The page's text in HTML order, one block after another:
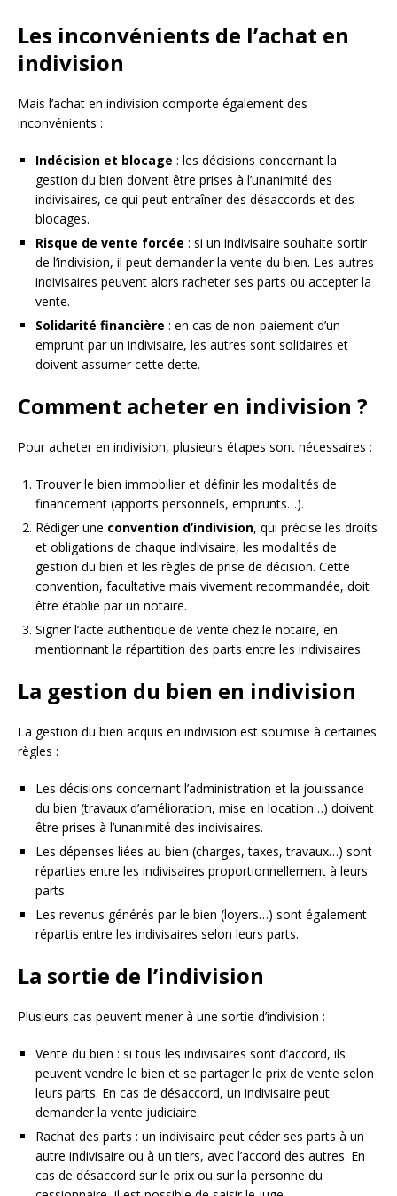
Les inconvénients de l’achat en
indivision
Mais l’achat en indivision comporte également des
inconvénients :
Indécision et blocage : les décisions concernant la
gestion du bien doivent être prises à l’unanimité des
indivisaires, ce qui peut entraîner des désaccords et des
blocages.
Risque de vente forcée : si un indivisaire souhaite sortir
de l’indivision, il peut demander la vente du bien. Les autres
indivisaires peuvent alors racheter ses parts ou accepter la
vente.
Solidarité financière : en cas de non-paiement d’un
emprunt par un indivisaire, les autres sont solidaires et
doivent assumer cette dette.
Comment acheter en indivision ?
Pour acheter en indivision, plusieurs étapes sont nécessaires :
Trouver le bien immobilier et définir les modalités de
financement (apports personnels, emprunts…).
Rédiger une convention d’indivision, qui précise les droits
et obligations de chaque indivisaire, les modalités de
gestion du bien et les règles de prise de décision. Cette
convention, facultative mais vivement recommandée, doit
être établie par un notaire.
Signer l’acte authentique de vente chez le notaire, en
mentionnant la répartition des parts entre les indivisaires.
La gestion du bien en indivision
La gestion du bien acquis en indivision est soumise à certaines
règles :
Les décisions concernant l’administration et la jouissance
du bien (travaux d’amélioration, mise en location…) doivent
être prises à l’unanimité des indivisaires.
Les dépenses liées au bien (charges, taxes, travaux…) sont
réparties entre les indivisaires proportionnellement à leurs
parts.
Les revenus générés par le bien (loyers…) sont également
répartis entre les indivisaires selon leurs parts.
La sortie de l’indivision
Plusieurs cas peuvent mener à une sortie d’indivision :
Vente du bien : si tous les indivisaires sont d’accord, ils
peuvent vendre le bien et se partager le prix de vente selon
leurs parts. En cas de désaccord, un indivisaire peut
demander la vente judiciaire.
Rachat des parts : un indivisaire peut céder ses parts à un
autre indivisaire ou à un tiers, avec l’accord des autres. En
cas de désaccord sur le prix ou sur la personne du